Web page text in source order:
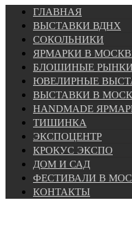
ГЛАВНАЯ
ВЫСТАВКИ ВДНХ
СОКОЛЬНИКИ
ЯРМАРКИ В
БЛОШИНЫЕ
ЮВЕЛИРНЫЕ
ВЫСТАВКИ В
HANDMADE
ТИШИНКА
ЭКСПОЦЕНТР
КРОКУС ЭКСПО
ДОМ И САД
ФЕСТИВАЛИ В
КОНТАКТЫ